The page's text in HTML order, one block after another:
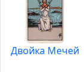
Двойка Мечей